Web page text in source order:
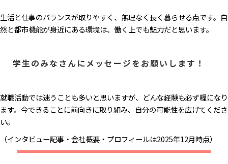
生活と仕事のバランスが取りやすく、無理なく長く暮らせる点です。自
然と都市機能が身近にある環境は、働く上でも魅力だと思います。
学生のみなさんにメッセージをお願いします！
就職活動では迷うことも多いと思いますが、どんな経験も必ず糧になり
ます。今できることに前向きに取り組み、自分の可能性を広げてくださ
い。
（インタビュー記事・会社概要・プロフィールは2025年12月時点）